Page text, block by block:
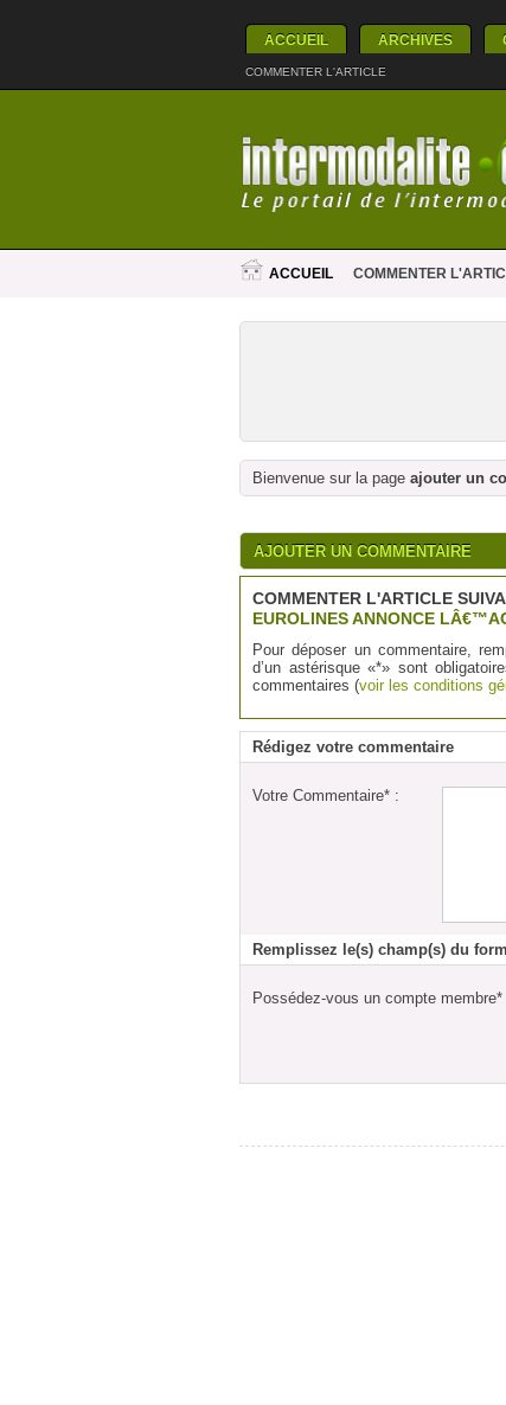
ACCUEIL ARCHIVES
COMMENTER L'ARTICLE
ACCUEIL COMMENTER
Bienvenue sur la page ajouter un
AJOUTER UN COMMENTAIRE
COMMENTER L'ARTICLE
EUROLINES ANNONCE
Pour déposer un commentaire,
d’un astérisque «*» sont
commentaires (voir les conditions
Rédigez votre commentaire
Votre Commentaire* :
Remplissez le(s) champ(s) du
Possédez-vous un compte membre*